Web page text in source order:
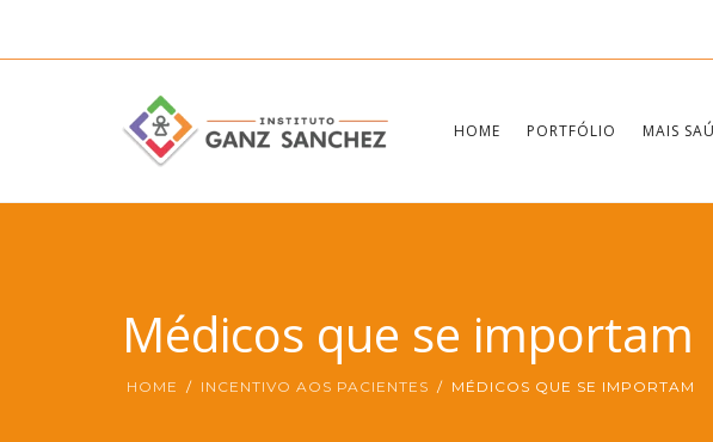
HOME PORTFÓLIO MAIS
Médicos que se importam
HOME INCENTIVO AOS PACIENTES MÉDICOS QUE SE IMPORTAM